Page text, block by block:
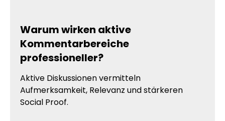
Warum wirken aktive
Kommentarbereiche
professioneller?
Aktive Diskussionen vermitteln
Aufmerksamkeit, Relevanz und stärkeren
Social Proof.